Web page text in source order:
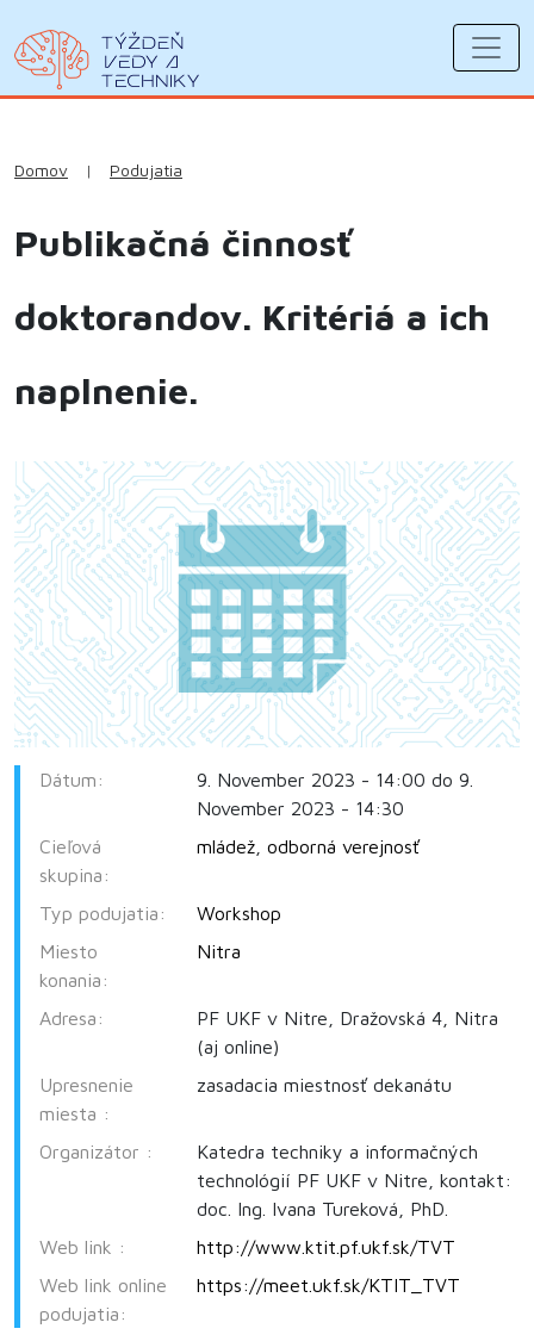
Domov | Podujatia
Publikačná činnosť
doktorandov. Kritériá a ich
naplnenie.
Dátum:
9. November 2023 - 14:00 do 9.
November 2023 - 14:30
Cieľová
skupina:
mládež, odborná verejnosť
Typ podujatia:
Workshop
Miesto
konania:
Nitra
Adresa:
PF UKF v Nitre, Dražovská 4, Nitra
(aj online)
Upresnenie
miesta :
zasadacia miestnosť dekanátu
Organizátor :
Katedra techniky a informačných
technológií PF UKF v Nitre, kontakt:
doc. Ing. Ivana Tureková, PhD.
Web link :
http://www.ktit.pf.ukf.sk/TVT
Web link online
podujatia:
https://meet.ukf.sk/KTIT_TVT